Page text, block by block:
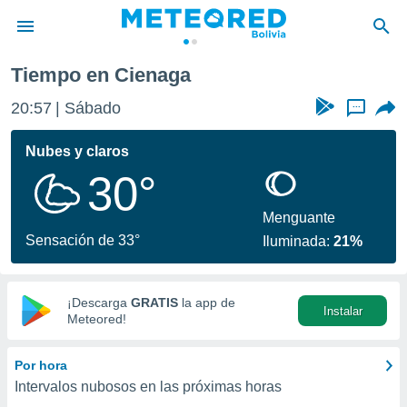
de
ha
calidad.
a este
las
y
digital
basada
Tiempo en Cienaga
20:57 Sábado ...
Nubes y claros
30°
Sensación de 33°
Menguante
Iluminada:21%
¡Descarga GRATIS la app de
Meteored!
Instalar
Por hora
Intervalos nubosos en las próximas horas